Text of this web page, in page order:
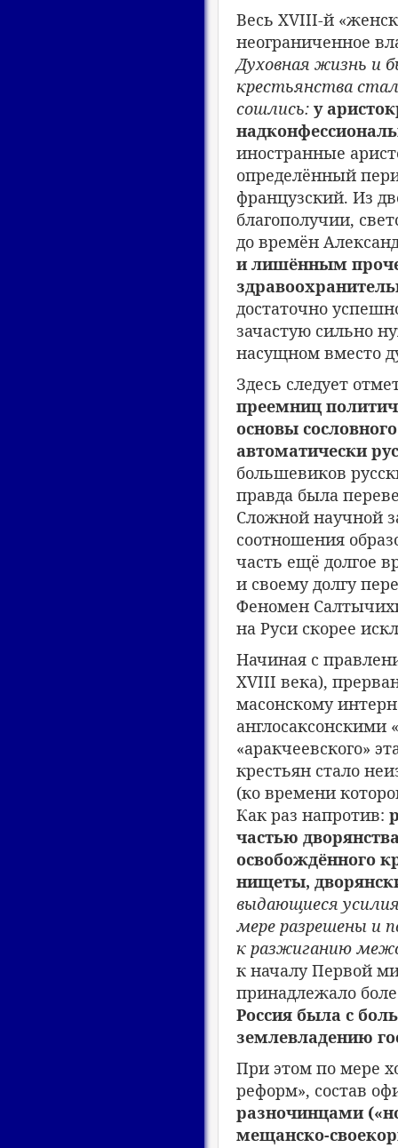
Весь XVIII-й
неограниченное
Духовная жизнь и
крестьянства
сошлись: у
иностранные
определённый
французский. Из
благополучии,
до времён
и лишённым
достаточно
зачастую сильно
насущном вместо
Здесь следует
преемниц
основы
автоматически
большевиков
правда была
Сложной научной
соотношения
часть ещё долгое
и своему долгу
Феномен
на Руси скорее
Начиная с
XVIII века),
масонскому
англосаксонскими
«аракчеевского»
крестьян стало
(ко времени
Как раз напротив:
частью
освобождённого
нищеты,
выдающиеся
мере разрешены и
к разжиганию
к началу Первой
принадлежало
Россия была с
землевладению
При этом по мере
реформ», состав
разночинцами
мещанско-